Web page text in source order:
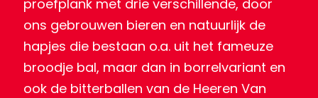
proefplank met drie verschillende, door
ons gebrouwen bieren en natuurlijk de
hapjes die bestaan o.a. uit het fameuze
broodje bal, maar dan in borrelvariant en
ook de bitterballen van de Heeren Van